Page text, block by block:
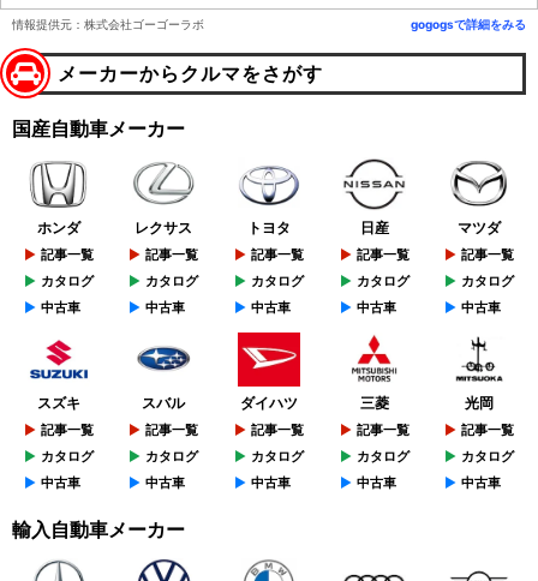
情報提供元：株式会社ゴーゴーラボ gogogsで詳細をみる
メーカーからクルマをさがす
国産自動車メーカー
ホンダ
記事一覧
カタログ
中古車
レクサス
記事一覧
カタログ
中古車
トヨタ
記事一覧
カタログ
中古車
日産
記事一覧
カタログ
中古車
マツダ
記事一覧
カタログ
中古車
スズキ
記事一覧
カタログ
中古車
スバル
記事一覧
カタログ
中古車
ダイハツ
記事一覧
カタログ
中古車
三菱
記事一覧
カタログ
中古車
光岡
記事一覧
カタログ
中古車
輸入自動車メーカー